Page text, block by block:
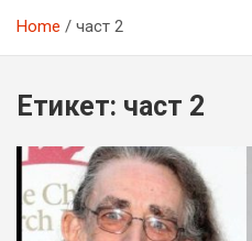
Home част 2
Етикет: част 2